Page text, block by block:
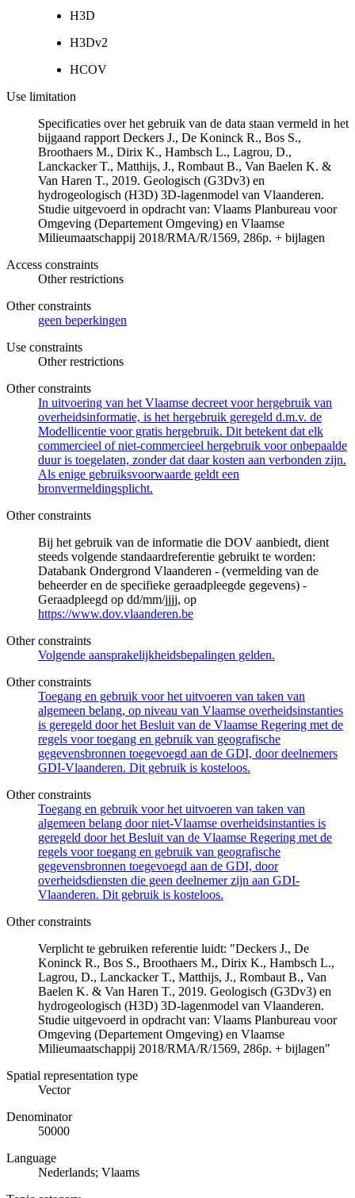
H3D
H3Dv2
HCOV
Use limitation
Specificaties over het gebruik van de data staan vermeld in het
bijgaand rapport Deckers J., De Koninck R., Bos S.,
Broothaers M., Dirix K., Hambsch L., Lagrou, D.,
Lanckacker T., Matthijs, J., Rombaut B., Van Baelen K. &
Van Haren T., 2019. Geologisch (G3Dv3) en
hydrogeologisch (H3D) 3D-lagenmodel van Vlaanderen.
Studie uitgevoerd in opdracht van: Vlaams Planbureau voor
Omgeving (Departement Omgeving) en Vlaamse
Milieumaatschappij 2018/RMA/R/1569, 286p. + bijlagen
Access constraints
Other restrictions
Other constraints
geen beperkingen
Use constraints
Other restrictions
Other constraints
In uitvoering van het Vlaamse decreet voor hergebruik van
overheidsinformatie, is het hergebruik geregeld d.m.v. de
Modellicentie voor gratis hergebruik. Dit betekent dat elk
commercieel of niet-commercieel hergebruik voor onbepaalde
duur is toegelaten, zonder dat daar kosten aan verbonden zijn.
Als enige gebruiksvoorwaarde geldt een
bronvermeldingsplicht.
Other constraints
Bij het gebruik van de informatie die DOV aanbiedt, dient
steeds volgende standaardreferentie gebruikt te worden:
Databank Ondergrond Vlaanderen - (vermelding van de
beheerder en de specifieke geraadpleegde gegevens) -
Geraadpleegd op dd/mm/jjjj, op
https://www.dov.vlaanderen.be
Other constraints
Volgende aansprakelijkheidsbepalingen gelden.
Other constraints
Toegang en gebruik voor het uitvoeren van taken van
algemeen belang, op niveau van Vlaamse overheidsinstanties
is geregeld door het Besluit van de Vlaamse Regering met de
regels voor toegang en gebruik van geografische
gegevensbronnen toegevoegd aan de GDI, door deelnemers
GDI-Vlaanderen. Dit gebruik is kosteloos.
Other constraints
Toegang en gebruik voor het uitvoeren van taken van
algemeen belang door niet-Vlaamse overheidsinstanties is
geregeld door het Besluit van de Vlaamse Regering met de
regels voor toegang en gebruik van geografische
gegevensbronnen toegevoegd aan de GDI, door
overheidsdiensten die geen deelnemer zijn aan GDI-
Vlaanderen. Dit gebruik is kosteloos.
Other constraints
Verplicht te gebruiken referentie luidt: "Deckers J., De
Koninck R., Bos S., Broothaers M., Dirix K., Hambsch L.,
Lagrou, D., Lanckacker T., Matthijs, J., Rombaut B., Van
Baelen K. & Van Haren T., 2019. Geologisch (G3Dv3) en
hydrogeologisch (H3D) 3D-lagenmodel van Vlaanderen.
Studie uitgevoerd in opdracht van: Vlaams Planbureau voor
Omgeving (Departement Omgeving) en Vlaamse
Milieumaatschappij 2018/RMA/R/1569, 286p. + bijlagen"
Spatial representation type
Vector
Denominator
50000
Language
Nederlands; Vlaams